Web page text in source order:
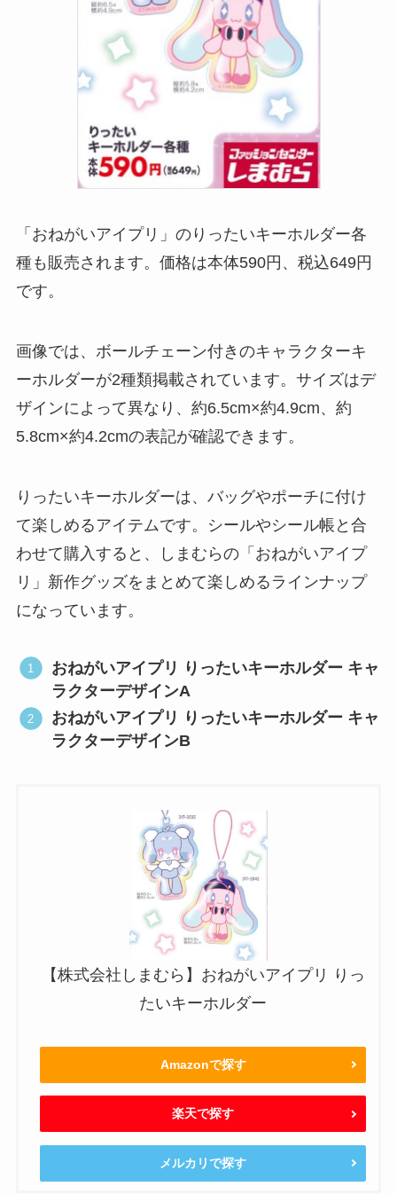
「おねがいアイプリ」のりったいキーホルダー各
種も販売されます。価格は本体590円、税込649円
です。
画像では、ボールチェーン付きのキャラクターキ
ーホルダーが2種類掲載されています。サイズはデ
ザインによって異なり、約6.5cm×約4.9cm、約
5.8cm×約4.2cmの表記が確認できます。
りったいキーホルダーは、バッグやポーチに付け
て楽しめるアイテムです。シールやシール帳と合
わせて購入すると、しまむらの「おねがいアイプ
リ」新作グッズをまとめて楽しめるラインナップ
になっています。
おねがいアイプリ りったいキーホルダー キャ
ラクターデザインA
おねがいアイプリ りったいキーホルダー キャ
ラクターデザインB
【株式会社しまむら】おねがいアイプリ りっ
たいキーホルダー
Amazonで探す
楽天で探す
メルカリで探す